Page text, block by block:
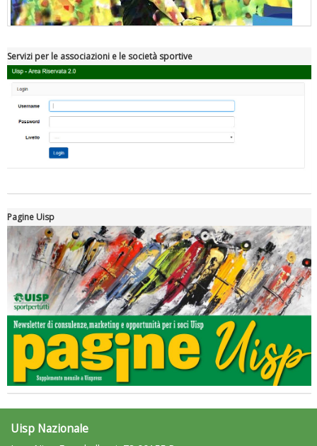
"Superare gli ostacoli": la relazione di Tiziano Pesce al CN Uisp
Luglio 2026: "Pensando con i piedi, si possono fare le
rivoluzioni"
Servizi per le associazioni e le società sportive
Pagine Uisp
Uisp Nazionale